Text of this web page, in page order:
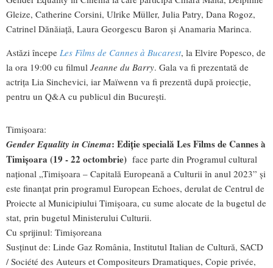
Gleize, Catherine Corsini, Ulrike Müller, Julia Patry, Dana Rogoz,
Catrinel Dănăiață, Laura Georgescu Baron și Anamaria Marinca.
Astăzi începe Les Films de Cannes à Bucarest, la Elvire Popesco, de
la ora 19:00 cu filmul Jeanne du Barry. Gala va fi prezentată de
actrița Lia Sinchevici, iar Maïwenn va fi prezentă după proiecție,
pentru un Q&A cu publicul din București.
Timișoara:
Gender Equality in Cinema: Ediție specială Les Films de Cannes à
Timișoara (19 - 22 octombrie) face parte din Programul cultural
național „Timișoara – Capitală Europeană a Culturii în anul 2023” și
este finanțat prin programul European Echoes, derulat de Centrul de
Proiecte al Municipiului Timișoara, cu sume alocate de la bugetul de
stat, prin bugetul Ministerului Culturii.
Cu sprijinul: Timișoreana
Susținut de: Linde Gaz România, Institutul Italian de Cultură, SACD
/ Société des Auteurs et Compositeurs Dramatiques, Copie privée,